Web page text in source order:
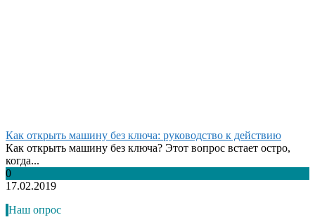
Как открыть машину без ключа: руководство к действию
Как открыть машину без ключа? Этот вопрос встает остро,
когда...
0
17.02.2019
Наш опрос